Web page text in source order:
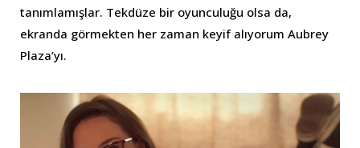
tanımlamışlar. Tekdüze bir oyunculuğu olsa da,
ekranda görmekten her zaman keyif alıyorum Aubrey
Plaza’yı.